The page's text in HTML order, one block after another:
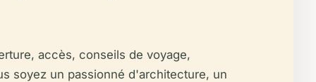
accès, conseils de voyage,
soyez un passionné d'architecture, un